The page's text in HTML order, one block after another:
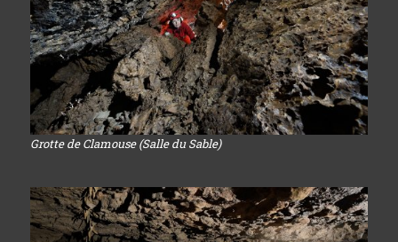
Grotte de Clamouse (Salle du Sable)